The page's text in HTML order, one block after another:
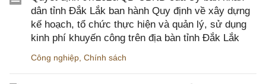
dân tỉnh Đắk Lắk ban hành Quy định về xây dựng
kế hoạch, tổ chức thực hiện và quản lý, sử dụng
kinh phí khuyến công trên địa bàn tỉnh Đắk Lắk
Công nghiệp Chính sách